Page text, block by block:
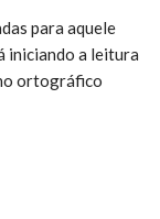
para aquele
iniciando a leitura
ortográfico